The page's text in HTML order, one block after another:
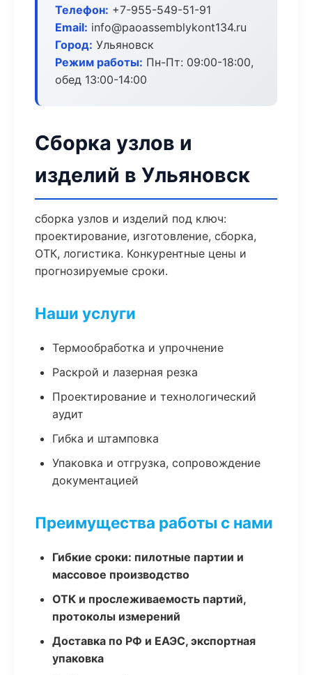
Телефон: +7-955-549-51-91
Email: info@paoassemblykont134.ru
Город: Ульяновск
Режим работы: Пн-Пт: 09:00-18:00,
обед 13:00-14:00
Сборка узлов и
изделий в Ульяновск
сборка узлов и изделий под ключ:
проектирование, изготовление, сборка,
ОТК, логистика. Конкурентные цены и
прогнозируемые сроки.
Наши услуги
Термообработка и упрочнение
Раскрой и лазерная резка
Проектирование и технологический
аудит
Гибка и штамповка
Упаковка и отгрузка, сопровождение
документацией
Преимущества работы с нами
Гибкие сроки: пилотные партии и
массовое производство
ОТК и прослеживаемость партий,
протоколы измерений
Доставка по РФ и ЕАЭС, экспортная
упаковка